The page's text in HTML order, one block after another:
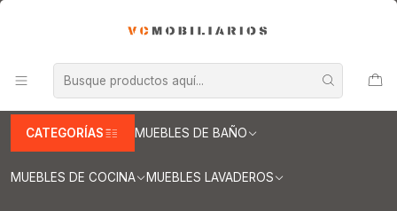
CATEGORÍAS MUEBLES DE BAÑO
MUEBLES DE COCINA MUEBLES LAVADEROS
Muebles Mural
Filtros